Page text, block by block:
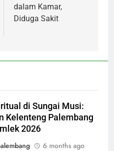
dalam Kamar,
Diduga Sakit
di Sungai Musi:
Kelenteng Palembang
2026
6 months ago